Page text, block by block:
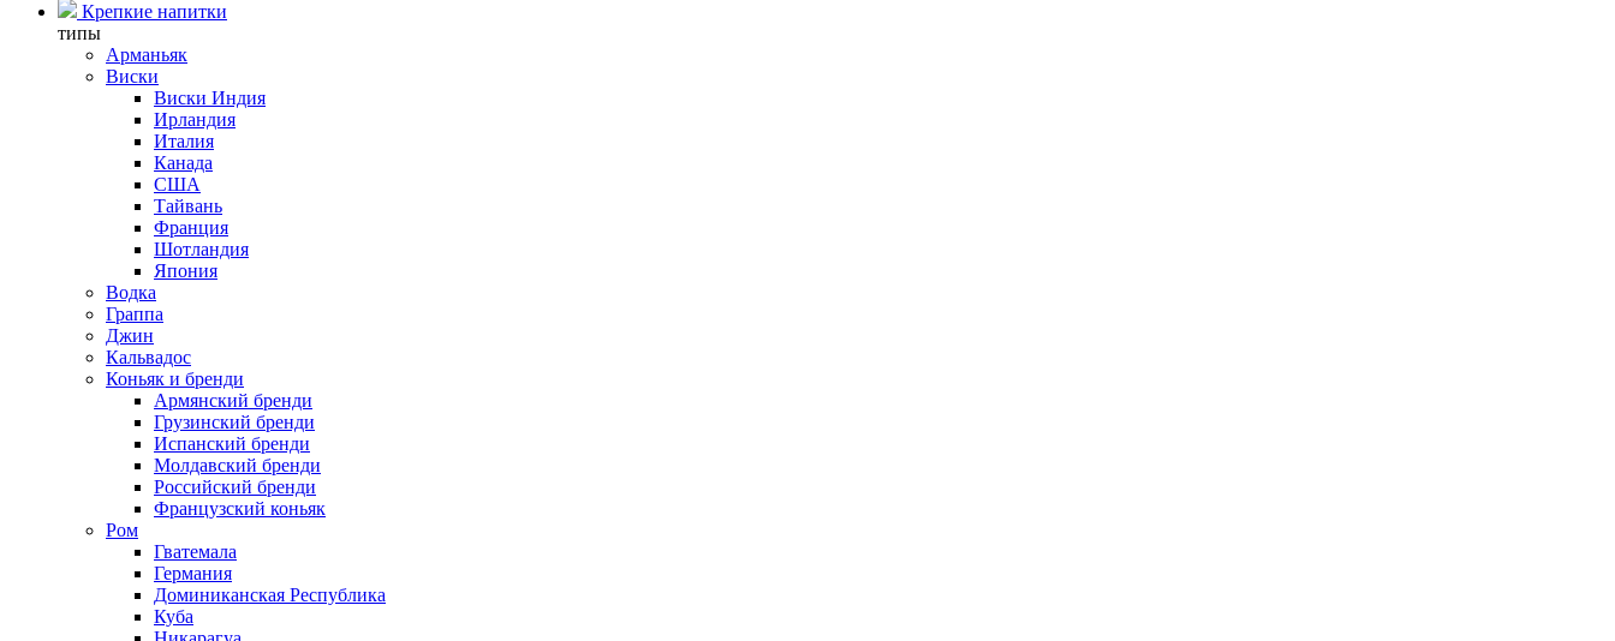
Крепкие напитки
типы
Арманьяк
Виски
Виски Индия
Ирландия
Италия
Канада
США
Тайвань
Франция
Шотландия
Япония
Водка
Граппа
Джин
Кальвадос
Коньяк и бренди
Армянский бренди
Грузинский бренди
Испанский бренди
Молдавский бренди
Российский бренди
Французский коньяк
Ром
Гватемала
Германия
Доминиканская Республика
Куба